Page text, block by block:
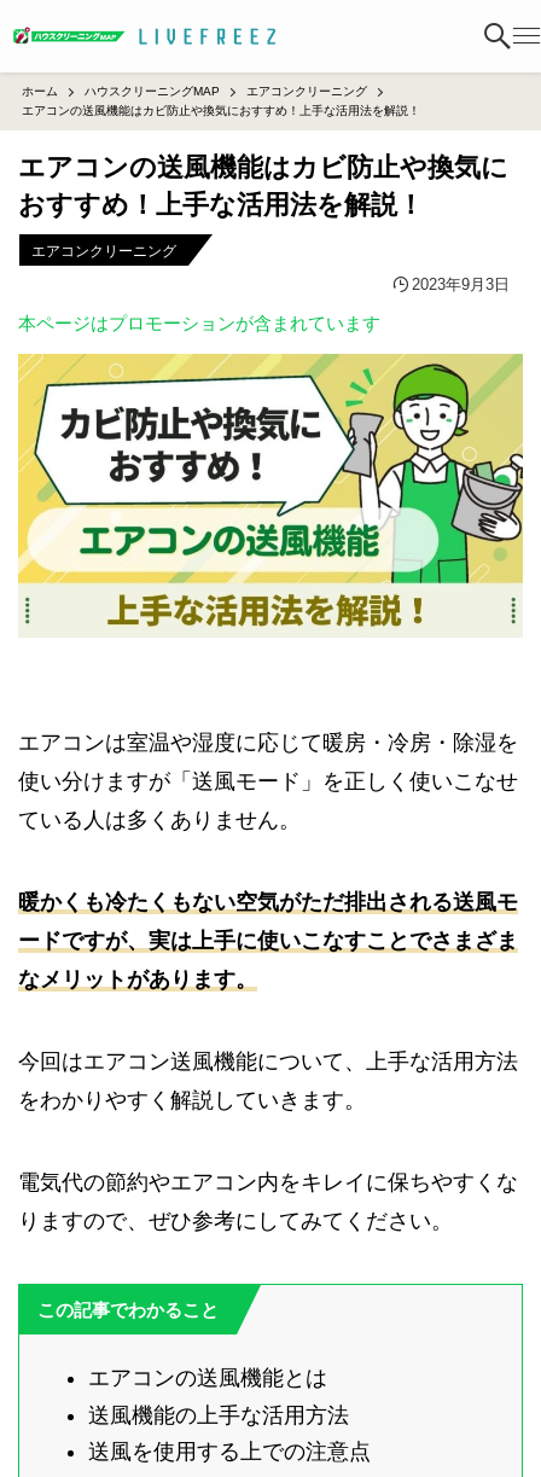
ホーム ハウスクリーニングMAP
エアコンクリーニング
エアコンの送風機能はカビ防止や換気におすすめ！上手な活用法を解説！
エアコンの送風機能はカビ防止や換気に
おすすめ！上手な活用法を解説！
エアコンクリーニング
2023年9月3日
本ページはプロモーションが含まれています
エアコンは室温や湿度に応じて暖房・冷房・除湿を
使い分けますが「送風モード」を正しく使いこなせ
ている人は多くありません。
暖かくも冷たくもない空気がただ排出される送風モ
ードですが、実は上手に使いこなすことでさまざま
なメリットがあります。
今回はエアコン送風機能について、上手な活用方法
をわかりやすく解説していきます。
電気代の節約やエアコン内をキレイに保ちやすくな
りますので、ぜひ参考にしてみてください。
この記事でわかること
エアコンの送風機能とは
送風機能の上手な活用方法
送風を使用する上での注意点